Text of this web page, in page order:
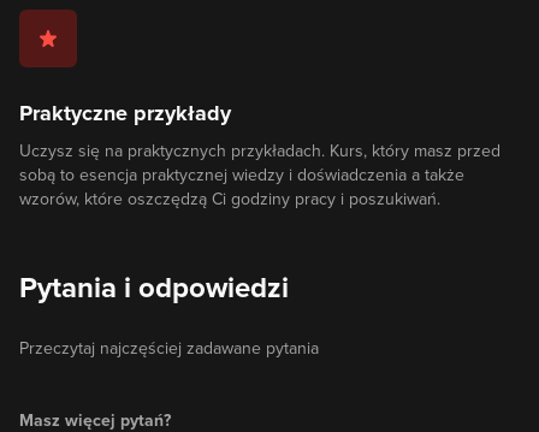
Praktyczne przykłady
Uczysz się na praktycznych przykładach. Kurs, który masz przed
sobą to esencja praktycznej wiedzy i doświadczenia a także
wzorów, które oszczędzą Ci godziny pracy i poszukiwań.
Pytania i odpowiedzi
Przeczytaj najczęściej zadawane pytania
Masz więcej pytań?